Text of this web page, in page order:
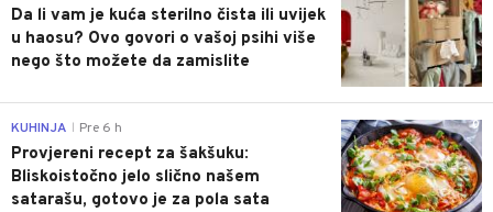
Da li vam je kuća sterilno čista ili uvijek
u haosu? Ovo govori o vašoj psihi više
nego što možete da zamislite
0
KUHINJA Pre 6 h
Provjereni recept za šakšuku:
Bliskoistočno jelo slično našem
satarašu, gotovo je za pola sata